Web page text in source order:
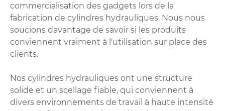
commercialisation des gadgets lors de la
fabrication de cylindres hydrauliques. Nous nous
soucions davantage de savoir si les produits
conviennent vraiment à l'utilisation sur place des
clients.
Nos cylindres hydrauliques ont une structure
solide et un scellage fiable, qui conviennent à
divers environnements de travail à haute intensité